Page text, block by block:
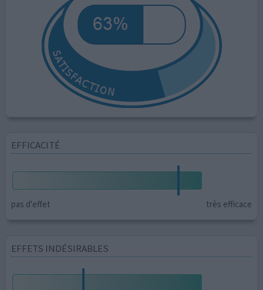
EFFICACITÉ
pas d'effet très efficace
EFFETS INDÉSIRABLES